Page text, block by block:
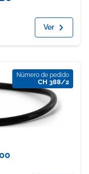
Ver
Número de pedido
CH 388/2